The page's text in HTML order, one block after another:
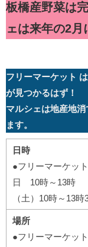
板橋産野菜は
ェは来年の2月
フリーマーケット
が見つかるはず！
マルシェは地産地
ます。
日時
●フリーマーケッ
日 10時～13
（土）10時～13
場所
●フリーマーケッ